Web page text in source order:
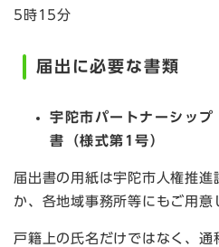
5時15分
届出に必要な書類
宇陀市パートナーシッ
書（様式第1号）
届出書の用紙は宇陀市人権推
か、各地域事務所等にもご用意
戸籍上の氏名だけではなく、通